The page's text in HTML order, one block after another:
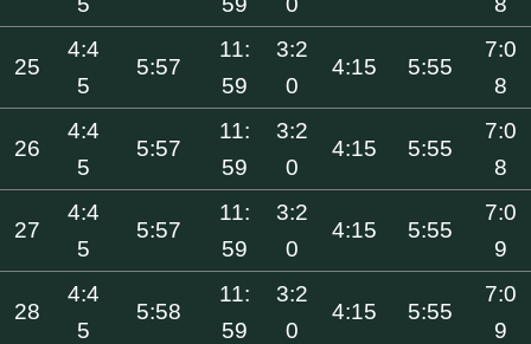
25
4:4
5
5:57
11:
59
3:2
0
4:15 5:55
7:0
8
26
4:4
5
5:57
11:
59
3:2
0
4:15 5:55
7:0
8
27
4:4
5
5:57
11:
59
3:2
0
4:15 5:55
7:0
9
28
4:4
5
5:58
11:
59
3:2
0
4:15 5:55
7:0
9